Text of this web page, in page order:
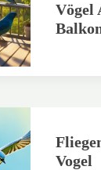
Vögel
Vogel